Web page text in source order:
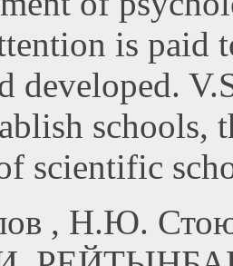
is paid
developed.
schools,
scientific
, Н.Ю.